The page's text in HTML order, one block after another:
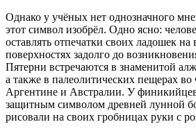
Однако у учёных нет однозначного
этот символ изобрёл. Одно ясно:
оставлять отпечатки своих ладошек
поверхностях задолго до
Пятерни встречаются в знаменитой
а также в палеолитических пещерах
Аргентине и Австралии. У
защитным символом древней лунной
рисовали на своих гробницах руки с